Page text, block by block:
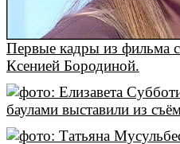
Первые кадры из фильма
Ксенией Бородиной.
баулами выставили из